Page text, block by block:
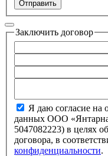
Отправить
Заключить договор
Я даю согласие на
данных ООО
5047082223) в целях обработки запроса и заключение
договора, в
конфиденциальности.